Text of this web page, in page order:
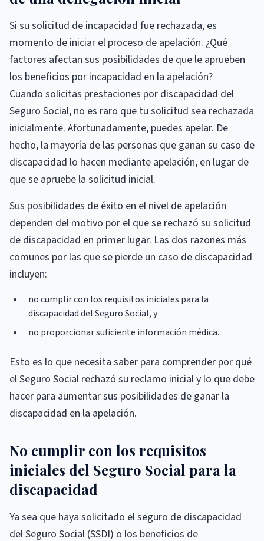
Si su solicitud de incapacidad fue rechazada, es
momento de iniciar el proceso de apelación. ¿Qué
factores afectan sus posibilidades de que le aprueben
los beneficios por incapacidad en la apelación?
Cuando solicitas prestaciones por discapacidad del
Seguro Social, no es raro que tu solicitud sea rechazada
inicialmente. Afortunadamente, puedes apelar. De
hecho, la mayoría de las personas que ganan su caso de
discapacidad lo hacen mediante apelación, en lugar de
que se apruebe la solicitud inicial.
Sus posibilidades de éxito en el nivel de apelación
dependen del motivo por el que se rechazó su solicitud
de discapacidad en primer lugar. Las dos razones más
comunes por las que se pierde un caso de discapacidad
incluyen:
no cumplir con los requisitos iniciales para la
discapacidad del Seguro Social, y
no proporcionar suficiente información médica.
Esto es lo que necesita saber para comprender por qué
el Seguro Social rechazó su reclamo inicial y lo que debe
hacer para aumentar sus posibilidades de ganar la
discapacidad en la apelación.
No cumplir con los requisitos
iniciales del Seguro Social para la
discapacidad
Ya sea que haya solicitado el seguro de discapacidad
del Seguro Social (SSDI) o los beneficios de